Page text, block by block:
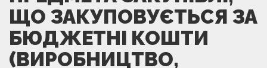
ЩО ЗАКУПОВУЄТЬСЯ ЗА
БЮДЖЕТНІ КОШТИ
(ВИРОБНИЦТВО,